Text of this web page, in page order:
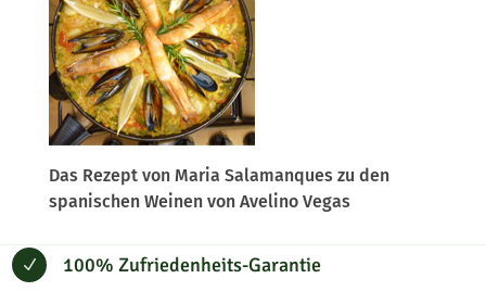
Das Rezept von Maria Salamanques zu den
spanischen Weinen von Avelino Vegas
N 100% Zufriedenheits-Garantie